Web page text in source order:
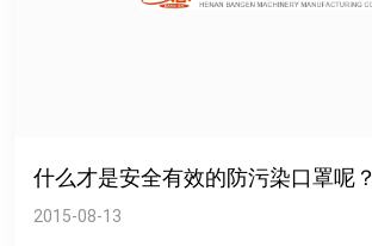
什么才是安全有效的防污染口罩呢？
2015-08-13